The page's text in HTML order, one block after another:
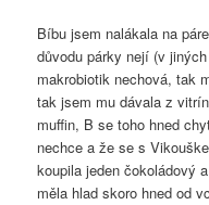
Bíbu jsem nalákala na
důvodu párky nejí (v
makrobiotik nechová, tak
tak jsem mu dávala z
muffin, B se toho hned
nechce a že se s
koupila jeden čokoládový
měla hlad skoro hned od